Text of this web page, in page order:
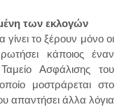
των εκλογών
το ξέρουν μόνο οι
κάποιος έναν
Ασφάλισης του
μοστράρεται στο
απαντήσει άλλα λόγια